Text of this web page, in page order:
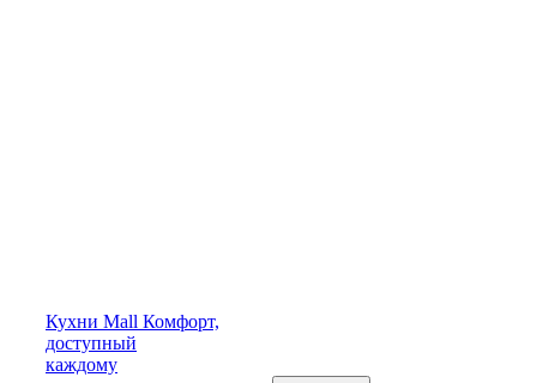
Кухни Mall Комфорт,
доступный
каждому